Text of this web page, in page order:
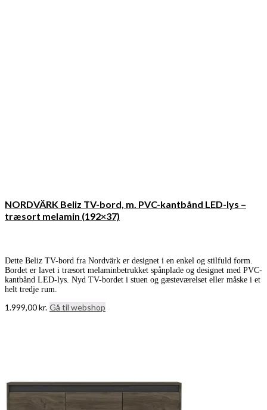
NORDVÄRK Beliz TV-bord, m. PVC-kantbånd LED-lys –
træsort melamin (192×37)
Dette Beliz TV-bord fra Nordvärk er designet i en enkel og stilfuld form.
Bordet er lavet i træsort melaminbetrukket spånplade og designet med PVC-
kantbånd LED-lys. Nyd TV-bordet i stuen og gæsteværelset eller måske i et
helt tredje rum.
1.999,00kr. Gå til webshop